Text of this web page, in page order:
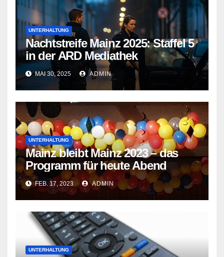
UNTERHALTUNG
Nachtstreife Mainz 2025: Staffel 5
in der ARD Mediathek
MAI 30, 2025 ADMIN
UNTERHALTUNG
Mainz bleibt Mainz 2023 – das
Programm für heute Abend
FEB. 17, 2023 ADMIN
UNTERHALTUNG